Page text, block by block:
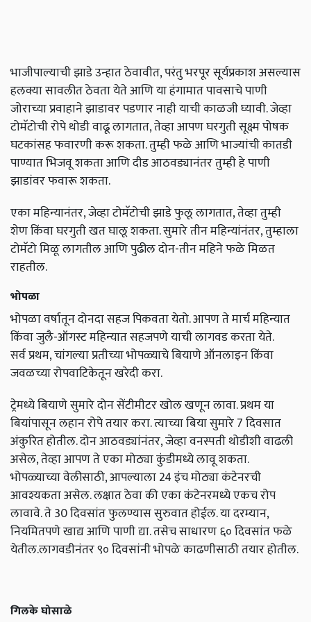
भाजीपाल्याची झाडे उन्हात ठेवावीत, परंतु भरपूर सूर्यप्रकाश असल्यास
हलक्या सावलीत ठेवता येते आणि या हंगामात पावसाचे पाणी
जोराच्या प्रवाहाने झाडावर पडणार नाही याची काळजी घ्यावी. जेव्हा
टोमॅटोची रोपे थोडी वाढू लागतात, तेव्हा आपण घरगुती सूक्ष्म पोषक
घटकांसह फवारणी करू शकता. तुम्ही फळे आणि भाज्यांची कातडी
पाण्यात भिजवू शकता आणि दीड आठवड्यानंतर तुम्ही हे पाणी
झाडांवर फवारू शकता.
एका महिन्यानंतर, जेव्हा टोमॅटोची झाडे फुलू लागतात, तेव्हा तुम्ही
शेण किंवा घरगुती खत घालू शकता. सुमारे तीन महिन्यांनंतर, तुम्हाला
टोमॅटो मिळू लागतील आणि पुढील दोन-तीन महिने फळे मिळत
राहतील.
भोपळा
भोपळा वर्षातून दोनदा सहज पिकवता येतो. आपण ते मार्च महिन्यात
किंवा जुलै-ऑगस्ट महिन्यात सहजपणे याची लागवड करता येते.
सर्व प्रथम, चांगल्या प्रतीच्या भोपळ्याचे बियाणे ऑनलाइन किंवा
जवळच्या रोपवाटिकेतून खरेदी करा.
ट्रेमध्ये बियाणे सुमारे दोन सेंटीमीटर खोल खणून लावा. प्रथम या
बियांपासून लहान रोपे तयार करा. त्याच्या बिया सुमारे 7 दिवसात
अंकुरित होतील. दोन आठवड्यांनंतर, जेव्हा वनस्पती थोडीशी वाढली
असेल, तेव्हा आपण ते एका मोठ्या कुंडीमध्ये लावू शकता.
भोपळ्याच्या वेलीसाठी, आपल्याला 24 इंच मोठ्या कंटेनरची
आवश्यकता असेल. लक्षात ठेवा की एका कंटेनरमध्ये एकच रोप
लावावे. ते 30 दिवसांत फुलण्यास सुरुवात होईल. या दरम्यान,
नियमितपणे खाद्य आणि पाणी द्या. तसेच साधारण ६० दिवसांत फळे
येतील.लागवडीनंतर ९० दिवसांनी भोपळे काढणीसाठी तयार होतील.
गिलके घोसाळे